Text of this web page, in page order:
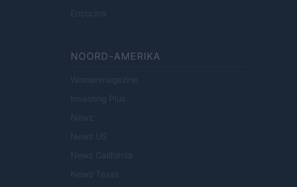
Encocina
NOORD-AMERIKA
Womanmagazine
Investing Plus
Newz
Newz US
Newz California
Newz Texas